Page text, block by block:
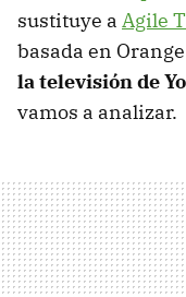
sustituye a Agile
basada en
la televisión de
vamos a analizar.